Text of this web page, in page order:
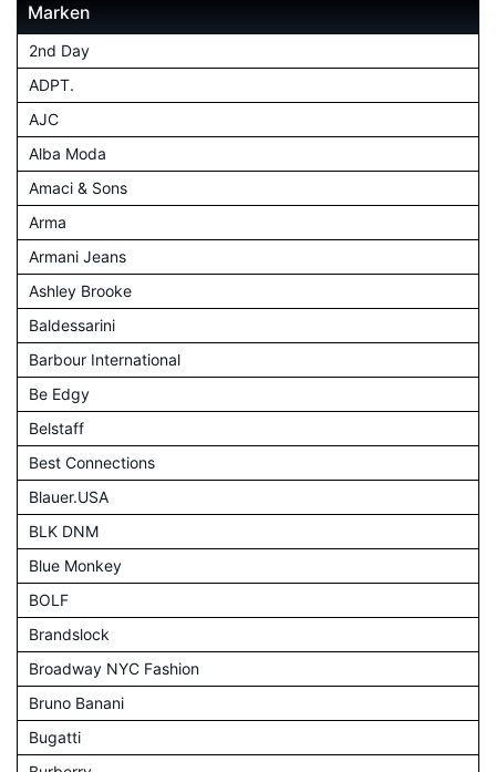
Marken
2nd Day
ADPT.
AJC
Alba Moda
Amaci & Sons
Arma
Armani Jeans
Ashley Brooke
Baldessarini
Barbour International
Be Edgy
Belstaff
Best Connections
Blauer.USA
BLK DNM
Blue Monkey
BOLF
Brandslock
Broadway NYC Fashion
Bruno Banani
Bugatti